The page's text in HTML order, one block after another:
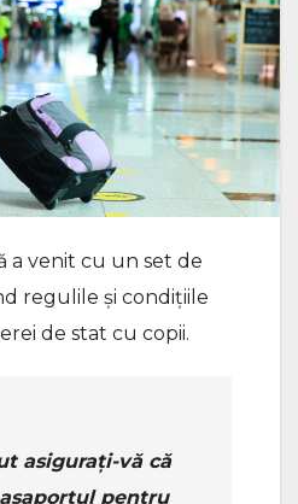
a venit cu un set de
regulile și condițiile
de stat cu copii.
asigurați-vă că
pentru